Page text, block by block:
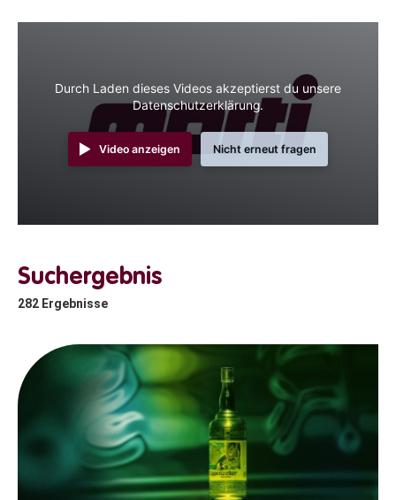
Durch Laden dieses Videos akzeptierst du unsere
Datenschutzerklärung.
Video anzeigen Nicht erneut fragen
Suchergebnis
282 Ergebnisse